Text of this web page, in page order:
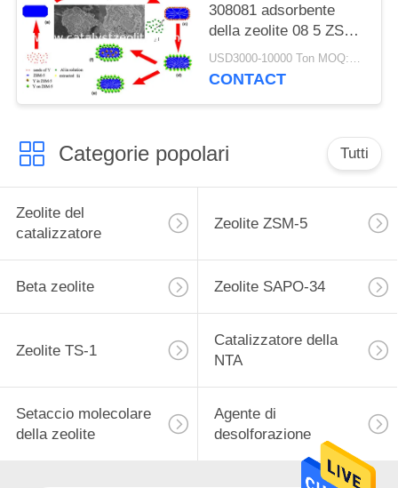
308081 adsorbente
della zeolite 08 5 ZSM-
5
USD3000-10000 Ton MOQ:1 chilogrammo
CONTACT
Categorie popolari Tutti
Zeolite del
catalizzatore
Zeolite ZSM-5
Beta zeolite Zeolite SAPO-34
Zeolite TS-1
Catalizzatore della
NTA
Setaccio molecolare
della zeolite
Agente di
desolforazione